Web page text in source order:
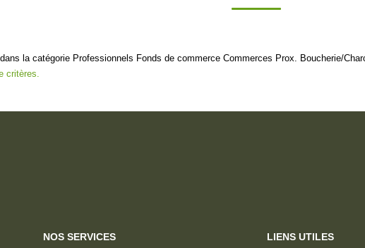
la catégorie Professionnels Fonds de commerce Commerces Prox. Boucherie/
critères.
NOS SERVICES
LIENS UTILES